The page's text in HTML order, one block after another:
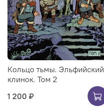
Кольцо тьмы. Эльфийский
клинок. Том 2
1 200 ₽